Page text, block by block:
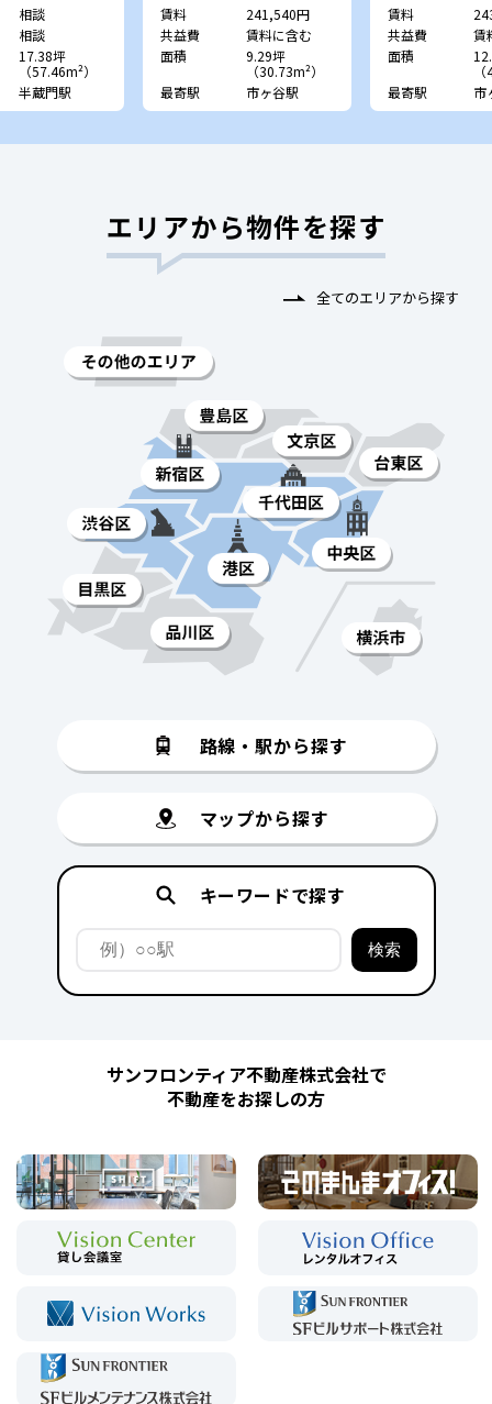
相談
相談
17.38坪
（57.46m²）
半蔵門駅
賃料
241,540円
共益費
賃料に含む
面積
9.29坪
（30.73m²）
最寄駅
市ヶ谷駅
賃料
共益費
賃
面積
最寄駅
市
エリアから物件を探す
全てのエリアから探す
路線・駅から探す
マップから探す
キーワードで探す
サンフロンティア不動産株式会社で
不動産をお探しの方